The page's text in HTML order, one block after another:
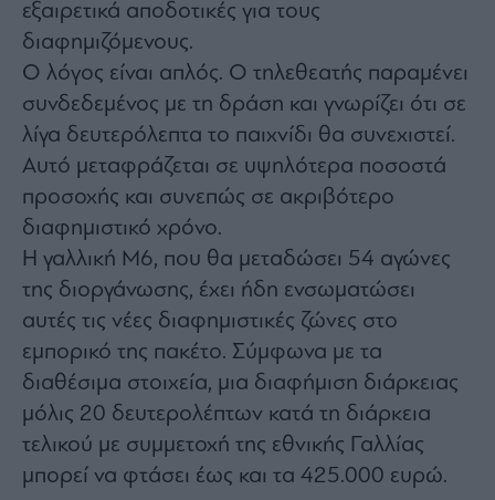
εξαιρετικά αποδοτικές για τους
διαφημιζόμενους.
Ο λόγος είναι απλός. Ο τηλεθεατής παραμένει
συνδεδεμένος με τη δράση και γνωρίζει ότι σε
λίγα δευτερόλεπτα το παιχνίδι θα συνεχιστεί.
Αυτό μεταφράζεται σε υψηλότερα ποσοστά
προσοχής και συνεπώς σε ακριβότερο
διαφημιστικό χρόνο.
Η γαλλική M6, που θα μεταδώσει 54 αγώνες
της διοργάνωσης, έχει ήδη ενσωματώσει
αυτές τις νέες διαφημιστικές ζώνες στο
εμπορικό της πακέτο. Σύμφωνα με τα
διαθέσιμα στοιχεία, μια διαφήμιση διάρκειας
μόλις 20 δευτερολέπτων κατά τη διάρκεια
τελικού με συμμετοχή της εθνικής Γαλλίας
μπορεί να φτάσει έως και τα 425.000 ευρώ.